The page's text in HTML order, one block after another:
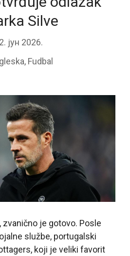
Silve
2. јун 2026.
, Fudbal
zvanično je gotovo. Posle
službe, portugalski
koji je veliki favorit